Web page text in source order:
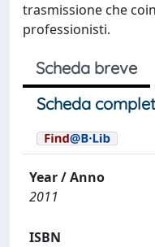
trasmissione che
professionisti.
Scheda breve
Scheda
Year / Anno
2011
ISBN